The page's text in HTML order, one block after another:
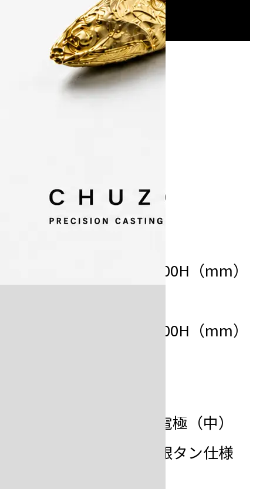
SW-7000
500W（最大）
260W×170D×300H（mm）
230W×180D×200H（mm）
両極ピンセット電極（中）
片極ピンセット銀タン仕様